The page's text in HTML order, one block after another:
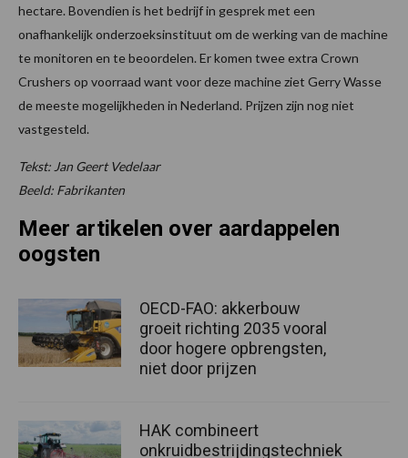
hectare. Bovendien is het bedrijf in gesprek met een
onafhankelijk onderzoeksinstituut om de werking van de machine
te monitoren en te beoordelen. Er komen twee extra Crown
Crushers op voorraad want voor deze machine ziet Gerry Wasse
de meeste mogelijkheden in Nederland. Prijzen zijn nog niet
vastgesteld.
Tekst: Jan Geert Vedelaar
Beeld: Fabrikanten
Meer artikelen over aardappelen
oogsten
OECD-FAO: akkerbouw
groeit richting 2035 vooral
door hogere opbrengsten,
niet door prijzen
HAK combineert
onkruidbestrijdingstechniek